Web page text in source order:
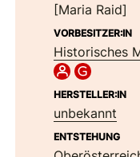
[Maria Raid]
VORBESITZER:IN
Historisches
HERSTELLER:IN
unbekannt
ENTSTEHUNG